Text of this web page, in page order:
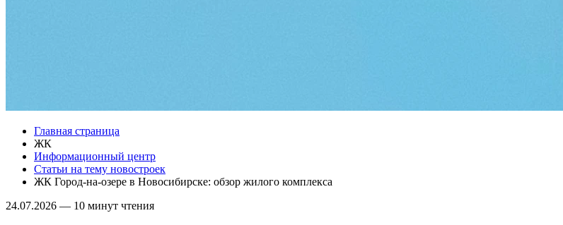
Главная страница
ЖК
Информационный центр
Статьи на тему новостроек
ЖК Город-на-озере в Новосибирске: обзор жилого комплекса
24.07.2026 — 10 минут чтения